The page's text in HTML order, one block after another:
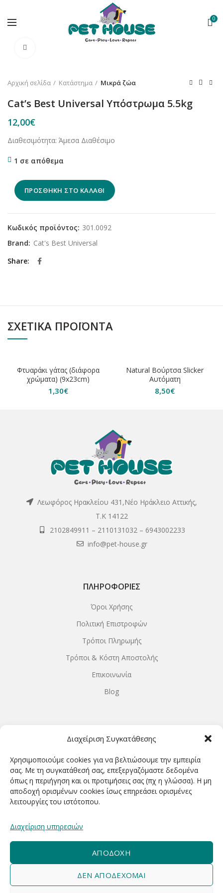
Διαχείριση Συγκατάθεσης
Χρησιμοποιούμε cookies για να βελτιώσουμε την εμπειρία
σας. Με τη συγκατάθεσή σας, επεξεργαζόμαστε δεδομένα
όπως η περιήγηση και οι προτιμήσεις σας (πχ η γλώσσα). Η μη
αποδοχή ορισμένων cookies ίσως επηρεάσει ορισμένες
λειτουργίες του ιστότοπου.
Διαχείριση υπηρεσιών
ΑΠΟΔΟΧΉ
ΔΕΝ ΑΠΟΔΈΧΟΜΑΙ
0
Αρχική σελίδα Κατάστημα Μικρά ζώα
Cat’s Best Universal Υπόστρωμα 5.5kg
12,00€
Διαθεσιμότητα: Άμεσα Διαθέσιμο
1 σε απόθεμα
ΠΡΟΣΘΉΚΗ ΣΤΟ ΚΑΛΆΘΙ
Κωδικός προϊόντος: 301.0092
Brand: Cat's Best Universal
Share
ΣΧΕΤΙΚΆ ΠΡΟΪΌΝΤΑ
Φτυαράκι γάτας (διάφορα
χρώματα) (9x23cm)
1,30€
Natural Bούρτσα Slicker
Αυτόματη
8,50€
Λεωφόρος Ηρακλείου 431,Νέο Ηράκλειο Αττικής,
Τ.Κ 14122
2102849911 – 2110131032 – 6943002233
info@pet-house.gr
ΠΛΗΡΟΦΟΡΊΕΣ
Όροι Χρήσης
Πολιτική Επιστροφών
Τρόποι Πληρωμής
Τρόποι & Κόστη Αποστολής
Επικοινωνία
Blog
ΤΡΙΤΗ-ΠΕΜΠΤΗ-ΠΑΡΑΣΚΕΥΗ 9.00-20.00
ΣΑΒΒΑΤΟ 9.00-15.00
ΕΓΓΡΑΦΕΊΤΕ ΓΙΑ ΝΑ ΛΑΜΒΆΝΕΤΕ ΠΡΏΤΟΙ NΈΑ &